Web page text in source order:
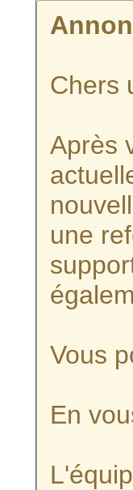
Chers
Après
une
Vous
En